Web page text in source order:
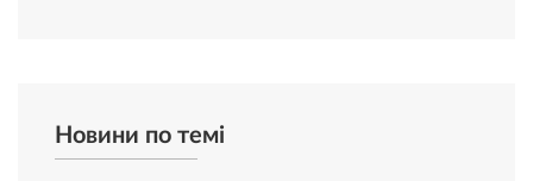
Новини по темі